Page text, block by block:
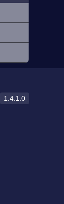
1.4.1.0